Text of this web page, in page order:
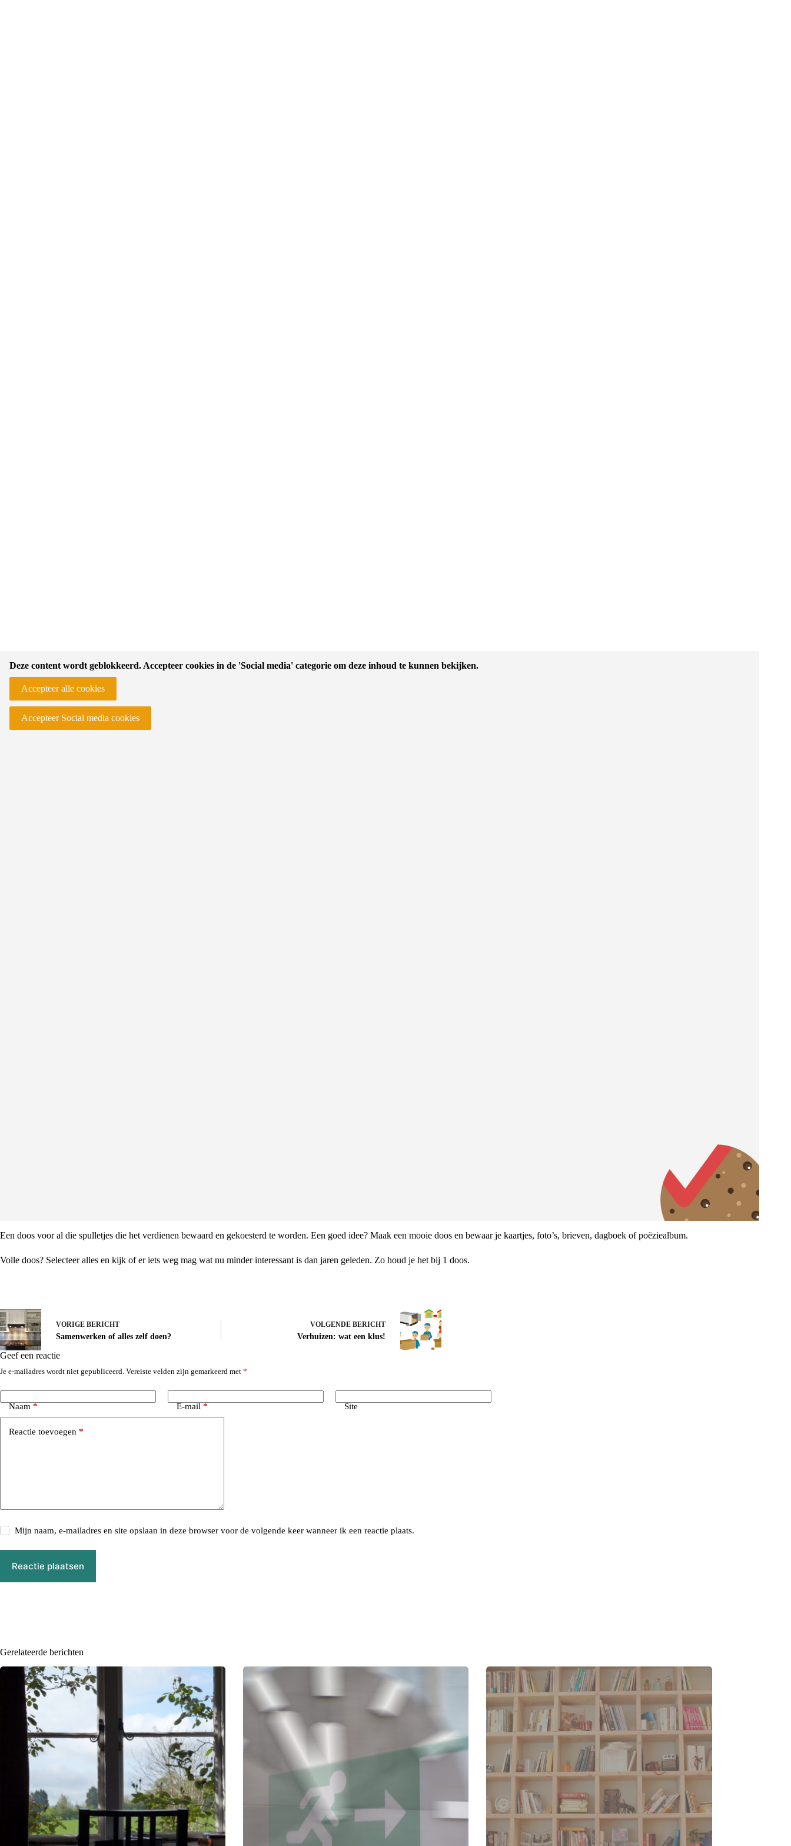
Deze content wordt geblokkeerd. Accepteer cookies in de 'Social media' categorie om deze inhoud te kunnen bekijken.
Accepteer alle cookies
Accepteer Social media cookies
Een doos voor al die spulletjes die het verdienen bewaard en gekoesterd te worden. Een goed idee? Maak een mooie doos en bewaar je kaartjes, foto’s, brieven, dagboek of poëziealbum.
Volle doos? Selecteer alles en kijk of er iets weg mag wat nu minder interessant is dan jaren geleden. Zo houd je het bij 1 doos.
VORIGE BERICHT
Samenwerken of alles zelf doen?
VOLGENDE BERICHT
Verhuizen: wat een klus!
Geef een reactie
Je e-mailadres wordt niet gepubliceerd. Vereiste velden zijn gemarkeerd met *
Naam * E-mail * Site
Reactie toevoegen *
Mijn naam, e-mailadres en site opslaan in deze browser voor de volgende keer wanneer ik een reactie plaats.
Reactie plaatsen
Gerelateerde berichten